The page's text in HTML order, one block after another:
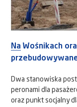
Na Wośnikach
Dwa stanowiska
peronami dla
oraz punkt socjalny